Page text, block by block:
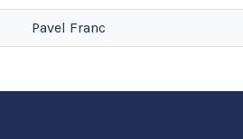
Pavel Franc